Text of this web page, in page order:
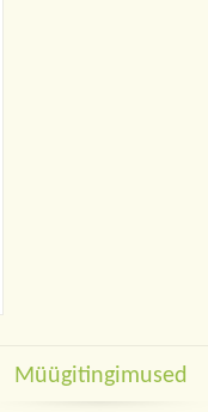
Müügitingimused